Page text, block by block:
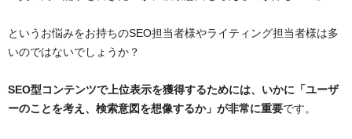
というお悩みをお持ちのSEO担当者様やライティング担当者様は多
いのではないでしょうか？
SEO型コンテンツで上位表示を獲得するためには、 いかに「ユーザ
ーのことを考え、検索意図を想像するか」 が非常に重要です。